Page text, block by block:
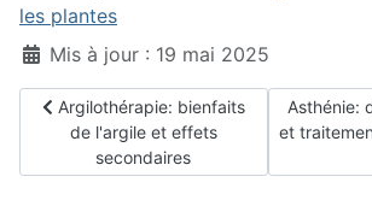
les plantes
Mis à jour : 19 mai 2025
Article précédent : Argilothérapie:
Argilothérapie: bienfaits
de l'argile et effets
secondaires
Article
Asthénie:
et